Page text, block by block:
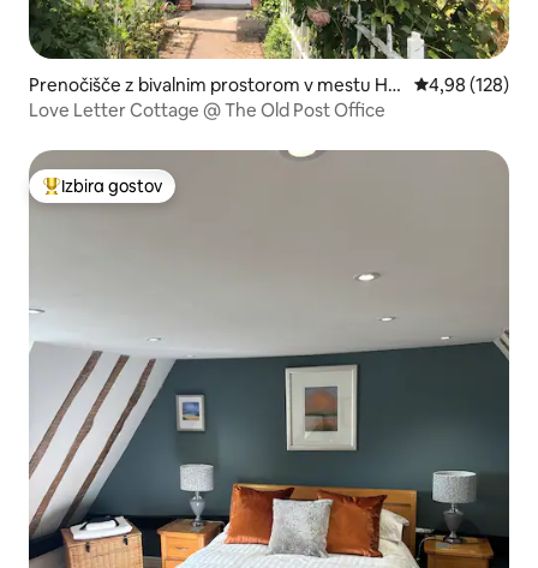
Prenočišče z bivalnim prostorom v mestu He
ssett
Povprečna
4,98 (128)
Love Letter Cottage @ The Old Post Office
Najbolj priljubljena prenočišča z značko »Izbira gostov«
Izbira gostov